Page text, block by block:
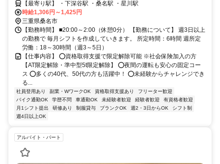
【最寄り駅】 ・下深谷駅 ・桑名駅 ・星川駅
時給1,306円～1,425円
三重県桑名市
【勤務時間】 ■20:00～2:00（休憩0分） 【勤務について】 週3日以上
の勤務で 毎月シフトを作成していきます。 所定時間：6時間 週所定
労働：18～30時間（週3～5日）
【仕事内容】 ⭕資格取得支援で限定解除可能 ※社会保険加入の方
【AT限定解除・準中型5t限定解除】 ⭕夜間の運転も安心の固定コー
ス ⭕多くの40代、50代の方も活躍中！ ⭕未経験からチャレンジでき
る...
社員登用あり 副業・WワークOK 資格取得支援あり
フリーター歓迎
バイク通勤OK
学歴不問 車通勤OK 未経験者歓迎 経験者歓迎
有資格者歓迎
月1シフト提出
研修あり 制服貸与 ブランクOK 週2・3日からOK
シフト制
週4日以上OK
アルバイト・パート